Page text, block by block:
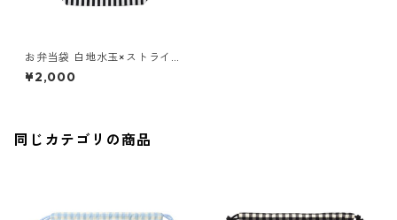
お弁当袋 白地水玉×ストライプ
85-73266-1
¥2,000
同じカテゴリの商品